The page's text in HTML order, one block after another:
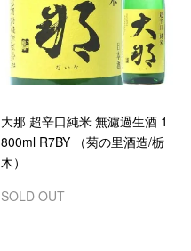
大那 超辛口純米 無濾過生酒 1
800ml R7BY （菊の里酒造/栃
木）
SOLD OUT